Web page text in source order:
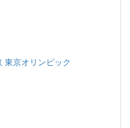
東京オリンピック